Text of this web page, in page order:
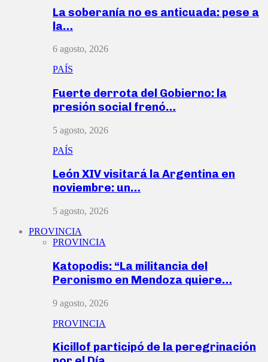
La soberanía no es anticuada: pese a
la…
6 agosto, 2026
PAÍS
Fuerte derrota del Gobierno: la
presión social frenó…
5 agosto, 2026
PAÍS
León XIV visitará la Argentina en
noviembre: un…
5 agosto, 2026
PROVINCIA
PROVINCIA
Katopodis: “La militancia del
Peronismo en Mendoza quiere…
9 agosto, 2026
PROVINCIA
Kicillof participó de la peregrinación